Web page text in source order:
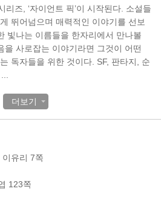
즈, ‘자이언트 픽’이 시작된다. 소설들
뛰어넘으며 매력적인 이야기를 선보
빛나는 이름들을 한자리에서 만나볼
을 사로잡는 이야기라면 그것이 어떤
독자들을 위한 것이다. SF, 판타지, 순
더보기
유리 7쪽
123쪽